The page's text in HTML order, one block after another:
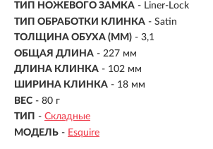
ТИП НОЖЕВОГО ЗАМКА - Liner-Lock
ТИП ОБРАБОТКИ КЛИНКА - Satin
ТОЛЩИНА ОБУХА (ММ) - 3,1
ОБЩАЯ ДЛИНА - 227 мм
ДЛИНА КЛИНКА - 102 мм
ШИРИНА КЛИНКА - 18 мм
ВЕС - 80 г
ТИП - Складные
МОДЕЛЬ - Esquire